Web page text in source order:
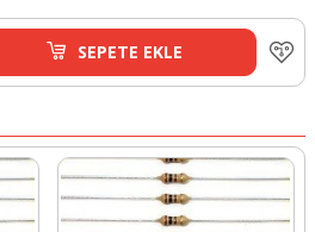
SEPETE EKLE